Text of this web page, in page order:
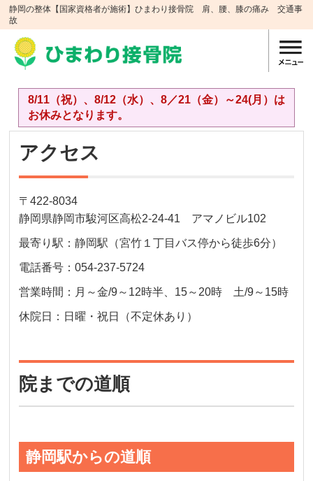
静岡の整体【国家資格者が施術】ひまわり接骨院 肩、腰、膝の痛み 交通事
故
8/11（祝）、8/12（水）、8／21（金）～24(月）は
お休みとなります。
アクセス
〒422-8034
静岡県静岡市駿河区高松2-24-41 アマノビル102
最寄り駅：静岡駅（宮竹１丁目バス停から徒歩6分）
電話番号：054-237-5724
営業時間： 月～金/9～12時半、15～20時 土/9～15時
休院日： 日曜・祝日（不定休あり）
院までの道順
静岡駅からの道順